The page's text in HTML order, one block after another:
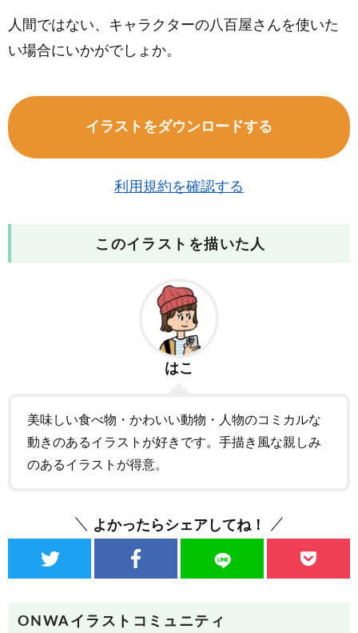
人間ではない、キャラクターの八百屋さんを使いた
い場合にいかがでしょか。
イラストをダウンロードする
利用規約を確認する
このイラストを描いた人
はこ
美味しい食べ物・かわいい動物・人物のコミカルな
動きのあるイラストが好きです。手描き風な親しみ
のあるイラストが得意。
よかったらシェアしてね！
ONWAイラストコミュニティ